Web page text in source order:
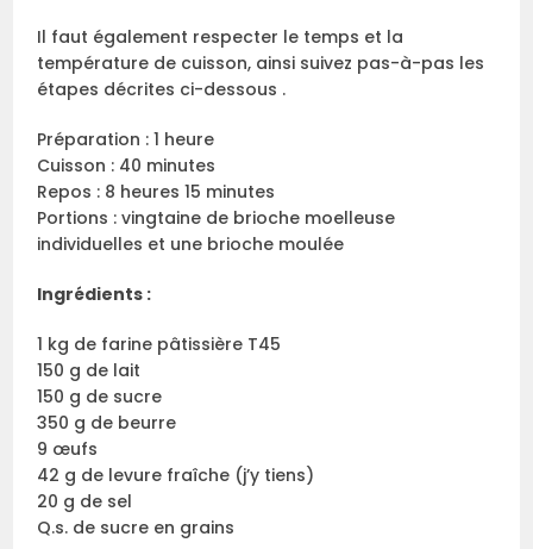
Il faut également respecter le temps et la
température de cuisson, ainsi suivez pas-à-pas les
étapes décrites ci-dessous .
Préparation : 1 heure
Cuisson : 40 minutes
Repos : 8 heures 15 minutes
Portions : vingtaine de brioche moelleuse
individuelles et une brioche moulée
Ingrédients :
1 kg de farine pâtissière T45
150 g de lait
150 g de sucre
350 g de beurre
9 œufs
42 g de levure fraîche (j’y tiens)
20 g de sel
Q.s. de sucre en grains